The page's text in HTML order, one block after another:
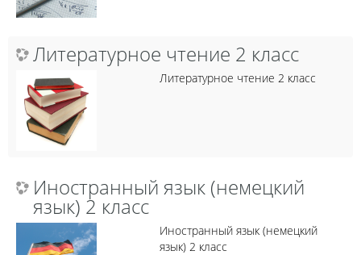
Литературное чтение 2 класс
Литературное чтение 2 класс
Иностранный язык (немецкий
язык) 2 класс
Иностранный язык (немецкий
язык) 2 класс